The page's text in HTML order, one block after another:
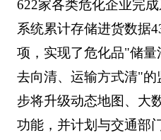
622家各类危化企业完
系统累计存储进货数据
项，实现了危化品"储量
去向清、运输方式清"
步将升级动态地图、大
功能，并计划与交通部